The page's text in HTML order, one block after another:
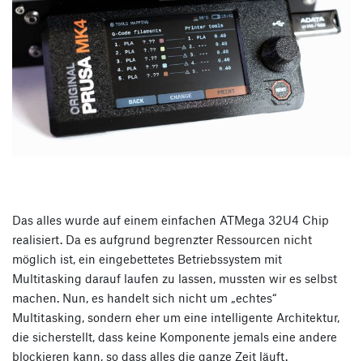
Das alles wurde auf einem einfachen ATMega 32U4 Chip
realisiert. Da es aufgrund begrenzter Ressourcen nicht
möglich ist, ein eingebettetes Betriebssystem mit
Multitasking darauf laufen zu lassen, mussten wir es selbst
machen. Nun, es handelt sich nicht um „echtes“
Multitasking, sondern eher um eine intelligente Architektur,
die sicherstellt, dass keine Komponente jemals eine andere
blockieren kann, so dass alles die ganze Zeit läuft.